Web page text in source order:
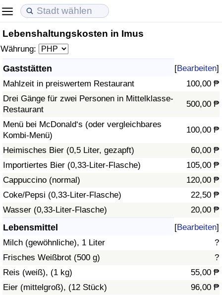
Lebenshaltungskosten in Imus
Währung:
Gaststätten [Bearbeiten]
Mahlzeit in preiswertem Restaurant
100,00 ₱
Drei Gänge für zwei Personen in Mittelklasse-
Restaurant
500,00 ₱
Menü bei McDonald‘s (oder vergleichbares
Kombi-Menü)
100,00 ₱
Heimisches Bier (0,5 Liter, gezapft)
60,00 ₱
Importiertes Bier (0,33-Liter-Flasche)
105,00 ₱
Cappuccino (normal)
120,00 ₱
Coke/Pepsi (0,33-Liter-Flasche)
22,50 ₱
Wasser (0,33-Liter-Flasche)
20,00 ₱
Lebensmittel [Bearbeiten]
Milch (gewöhnliche), 1 Liter
?
Frisches Weißbrot (500 g)
?
Reis (weiß), (1 kg)
55,00 ₱
Eier (mittelgroß), (12 Stück)
96,00 ₱
Lebenshaltungskosten
Lebenshaltungskosten-Index (aktuell)
Lebenshaltungskosten-Index
Lebenshaltungskosten-Index nach Land
in Akaba
Immobilienpreise
Immobilienpreis-Index (aktuell)
Immobilienpreis-Index
Immobilienpreis-Index nach Land
Lebensqualität
Lebensqualität-Index
Lebensqualität-Index (aktuell)
Lebensqualitätsindex nach Land
Kriminalität
Kriminalitäts-Index (aktuell)
Kriminalitäts-Index
Kriminalitätsindex nach Land
Gesundheitsversorgung
Gesundheitsversorgungs-Index (aktuell)
Gesundheitsversorgungs-Index